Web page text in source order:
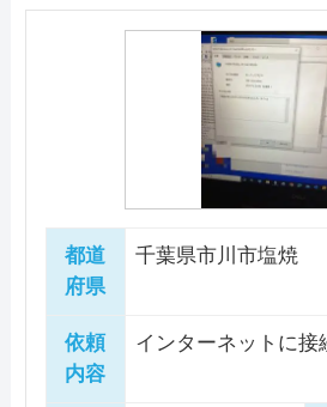
作業スタッフは全員パソコン
取得している正社員で、お客
やデータを責任を持って対応
パソコントラブルの症状によ
く設定しているので、無駄な
はありません。明朗会計で作
積を提示してもらえるので安心
きますので参考にしてみてく
は現金のほか、クレジットカ
ソコンも受け付けており、修
もりを出してもらえるので安
際には予約は不要で店舗に行
してもらえるので急いでいる
公式サイト
駆けつけ修理対応エリア
相之川/新井/伊勢宿/市川/市川
洲/大野町/大町/大和田/押切/鬼
井町/加藤新田/上妙典/河原/香
徳駅前/国府台/高谷/高谷新町/
島尻/下貝塚/下新宿/下妙典/新
田/関ケ島/曽谷/高石神/高浜町/
荷木/富浜/中国分/中山/新浜/原
新町/奉免町/北方町/堀之内/本
湊新田/南大野/南行徳/南八幡/
パソコン処分
パソコン販売
駆けつけ修理対応エリア
この業者の特徴
ートを行っている業者です。
印刷ができない・ネットが繋
料金・メニュー を
公式サイト
0474-940-
特徴
営業時間 10:00～19:00
祝日/年末年始/夏季
パソコン整備士
検査費2,200円～
公式サイト
〒 272-0133
千葉県市川市行徳
ンション2009
受付時間 9:00～17:00
料金
都道
府県
千葉県市川市塩焼
依頼
内容
インターネットに接